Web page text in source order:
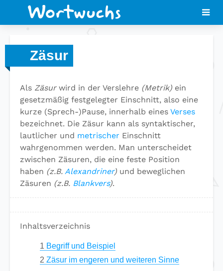
Zäsur
Als Zäsurwird in der Verslehre (Metrik) ein
gesetzmäßig festgelegter Einschnitt, also eine
kurze (Sprech-)Pause, innerhalb eines Verses
bezeichnet. Die Zäsur kann als syntaktischer,
lautlicher und metrischer Einschnitt
wahrgenommen werden. Man unterscheidet
zwischen Zäsuren, die eine feste Position
haben (z.B. Alexandriner) und beweglichen
Zäsuren (z.B. Blankvers).
Inhaltsverzeichnis
1 Begriff und Beispiel
2 Zäsur im engeren und weiteren Sinne